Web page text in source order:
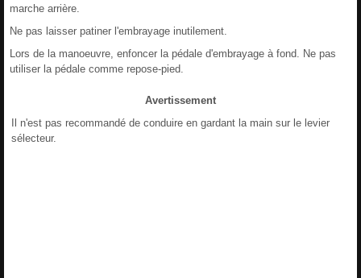
marche arrière.
Ne pas laisser patiner l'embrayage inutilement.
Lors de la manoeuvre, enfoncer la pédale d'embrayage à fond. Ne pas
utiliser la pédale comme repose-pied.
Avertissement
Il n'est pas recommandé de conduire en gardant la main sur le levier
sélecteur.